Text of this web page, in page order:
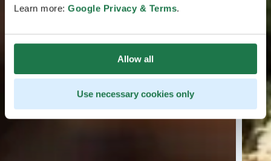
Learn more: Google Privacy & Terms.
Allow all
Use necessary cookies only